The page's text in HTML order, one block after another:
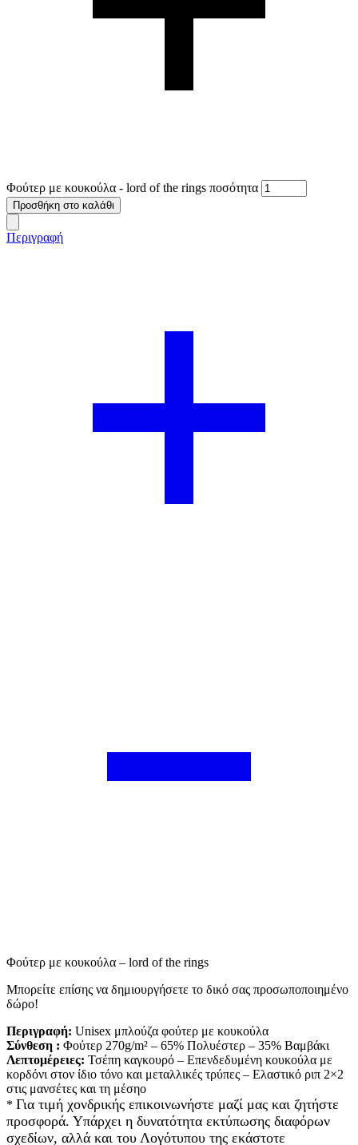
Φούτερ με κουκούλα - lord of the rings ποσότητα
Προσθήκη στο καλάθι
Περιγραφή
Φούτερ με κουκούλα – lord of the rings
Mπορείτε επίσης να δημιουργήσετε το δικό σας προσωποποιημένο
δώρο!
Περιγραφή: Unisex μπλούζα φούτερ με κουκούλα
Σύνθεση : Φούτερ 270g/m² – 65% Πολυέστερ – 35% Βαμβάκι
Λεπτομέρειες: Τσέπη καγκουρό – Επενδεδυμένη κουκούλα με
κορδόνι στον ίδιο τόνο και μεταλλικές τρύπες – Ελαστικό ριπ 2×2
στις μανσέτες και τη μέσηο
* Για τιμή χονδρικής επικοινωνήστε μαζί μας και ζητήστε
προσφορά. Υπάρχει η δυνατότητα εκτύπωσης διαφόρων
σχεδίων, αλλά και του Λογότυπου της εκάστοτε